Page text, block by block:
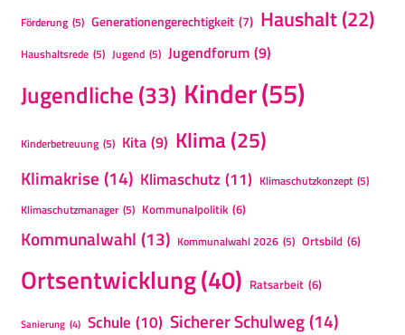
Förderung (5) Generationengerechtigkeit (7) Haushalt(22)
Haushaltsrede (5) Jugend (5) Jugendforum (9)
Jugendliche(33) Kinder(55)
Kinderbetreuung (5) Kita (9) Klima (25)
Klimakrise (14) Klimaschutz (11) Klimaschutzkonzept (5)
Klimaschutzmanager (5) Kommunalpolitik (6)
Kommunalwahl (13) Kommunalwahl 2026 (5) Ortsbild (6)
Ortsentwicklung(40) Ratsarbeit (6)
Sanierung (4) Schule (10) Sicherer Schulweg(14)